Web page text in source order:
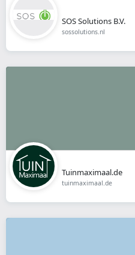
SOS Solutions B.V.
sossolutions.nl
Tuinmaximaal.de
tuinmaximaal.de